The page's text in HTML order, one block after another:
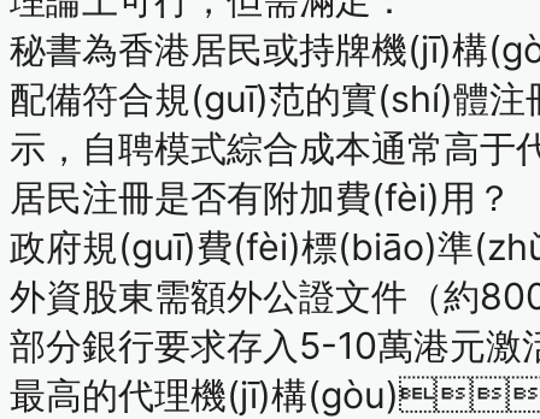
秘書為香港居民或持牌機(jī)構
配備符合規(guī)范的實(shí)體
示，自聘模式綜合成本通常高
居民注冊是否有附加費(fèi)用？
政府規(guī)費(fèi)標(biāo)準(zhǔn)
外資股東需額外公證文件（約
部分銀行要求存入5-10萬港元
最高的代理機(jī)構